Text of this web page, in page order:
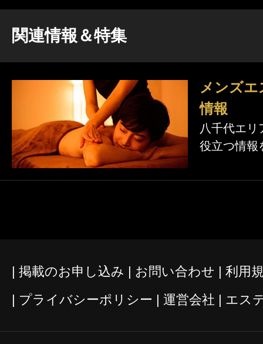
関連情報＆特集
メンズ
情報
八千代エリ
役立つ情報
掲載のお申し込み お問い合わせ
利用
プライバシーポリシー
運営会社 エス